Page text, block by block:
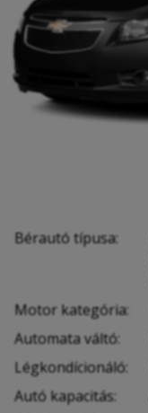
Bérautó típusa:
Motor kategória:
Automata váltó:
Légkondícionáló:
Autó kapacitás: